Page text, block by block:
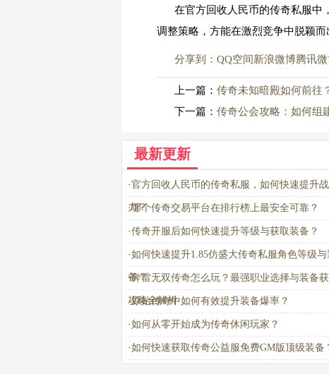
在官方回收人民币的传奇私服中
调整策略，方能在激烈竞争中脱颖
分享到： QQ空间新浪微博腾讯
上一篇： 传奇未知暗殿如何前往
下一篇： 传奇公会攻略：如何组
最新更新
·官方回收人民币的传奇私服，如何快速提升战
力？
·哪个传奇交易平台在排行榜上最安全可靠？
·传奇开服后如何快速提升等级与获取装备？
·如何快速提升1.85仿盛大传奇私服角色等级与
备？
·奔雷无双传奇怎么玩？最强职业选择与装备
攻略全解析
·原始传奇中如何有效提升装备爆率？
·如何从零开始成为传奇休闲玩家？
·如何快速获取传奇公益服免费GM版顶级装备